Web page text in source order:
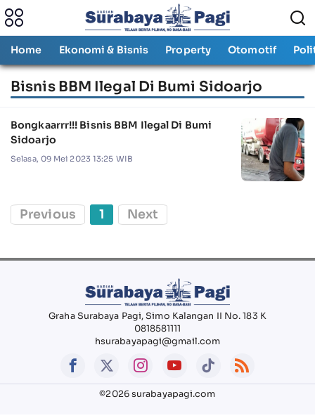
Home Ekonomi & Bisnis Property Otomotif
Bisnis BBM Ilegal Di Bumi Sidoarjo
Bongkaarrr!!! Bisnis BBM Ilegal Di Bumi
Sidoarjo
Selasa, 09 Mei 2023 13:25 WIB
Previous 1 Next
Graha Surabaya Pagi, Simo Kalangan II No. 183 K
0818581111
hsurabayapagi@gmail.com
©2026 surabayapagi.com